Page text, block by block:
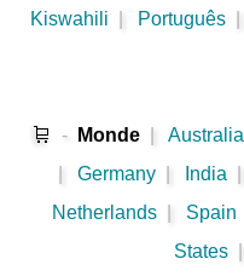
Kiswahili
Português
🛒 - Monde Australia
Germany India
Netherlands
Spain
States